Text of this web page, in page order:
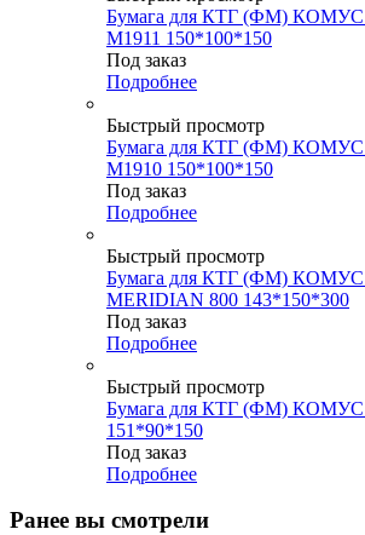
Бумага для КТГ (ФМ) КОМУС
M1911 150*100*150
Под заказ
Подробнее
Быстрый просмотр
Бумага для КТГ (ФМ) КОМУС
M1910 150*100*150
Под заказ
Подробнее
Быстрый просмотр
Бумага для КТГ (ФМ) КОМУС
MERIDIAN 800 143*150*300
Под заказ
Подробнее
Быстрый просмотр
Бумага для КТГ (ФМ) КОМУС
151*90*150
Под заказ
Подробнее
Ранее вы смотрели